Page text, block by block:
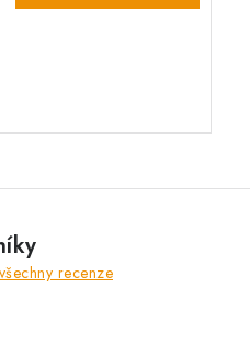
recenze